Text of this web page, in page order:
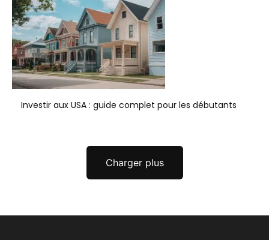
Investir aux USA : guide complet pour les débutants
Charger plus